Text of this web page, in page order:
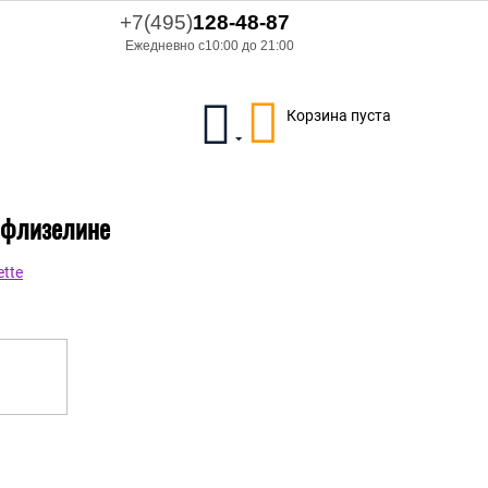
+7(495)128-48-87
Ежедневно с10:00 до 21:00
Корзина пуста